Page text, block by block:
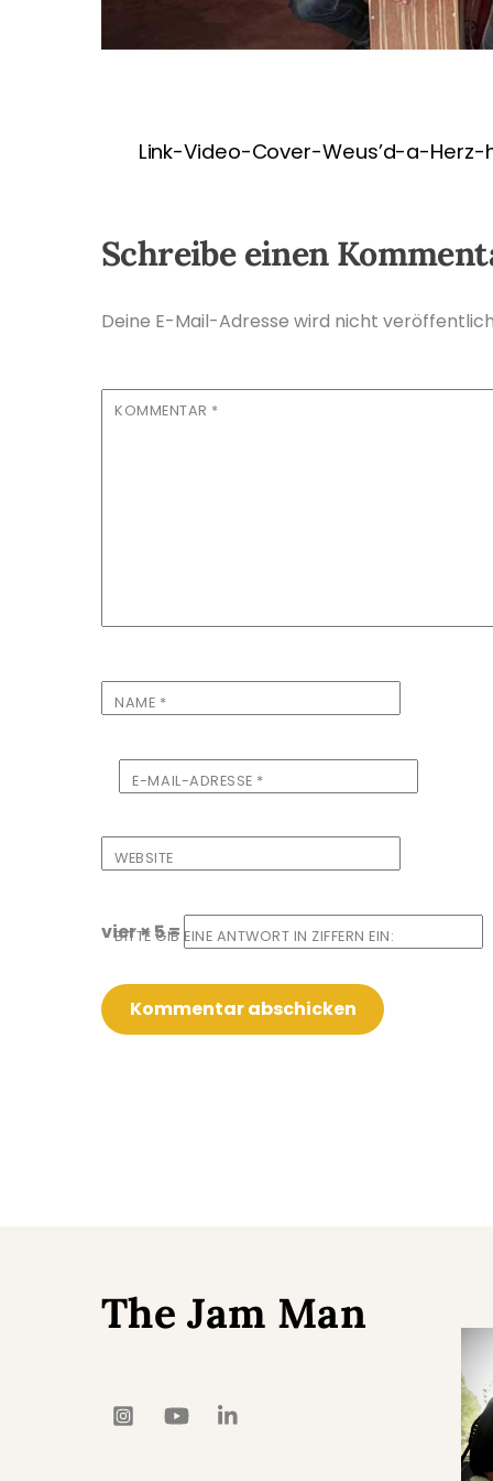
Link-Video-Cover-Weus’d-a-
Schreibe einen
Deine E-Mail-Adresse wird nicht
KOMMENTAR *
NAME *
E-MAIL-ADRESSE *
WEBSITE
BITTE GIB EINE ANTWORT IN ZIFFERN EIN:
vier × 5 =
The Jam Man